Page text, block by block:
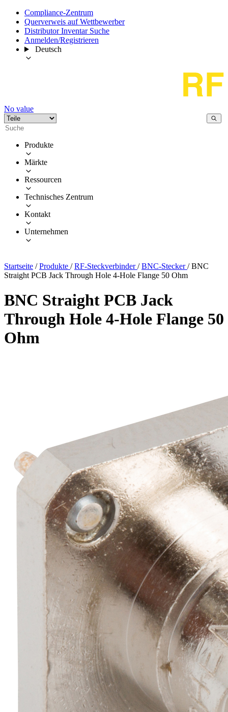
Compliance-Zentrum
Querverweis auf Wettbewerber
Distributor Inventar Suche
Anmelden/Registrieren
Deutsch
No value
Produkte
Märkte
Ressourcen
Technisches Zentrum
Kontakt
Unternehmen
Startseite / Produkte / RF-Steckverbinder/ BNC-Stecker/ BNC
Straight PCB Jack Through Hole 4-Hole Flange 50 Ohm
BNC Straight PCB Jack
Through Hole 4-Hole Flange 50
Ohm